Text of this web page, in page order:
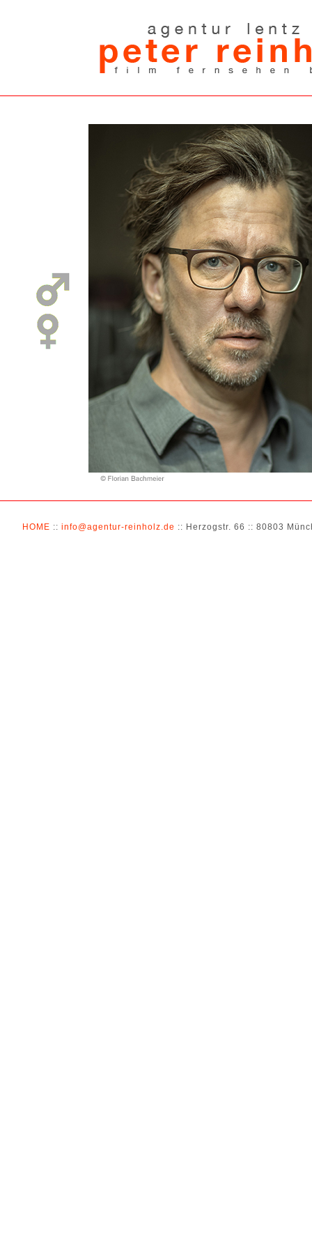
HOME :: info@agentur-reinholz.de :: Herzogstr. 66 :: 80803